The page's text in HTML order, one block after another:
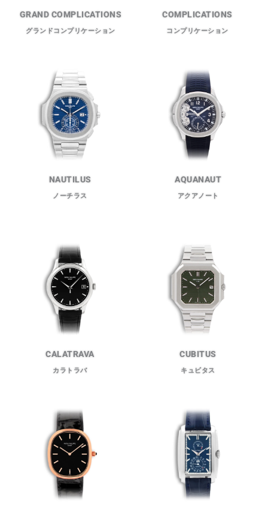
GRAND COMPLICATIONS
グランドコンプリケーション
COMPLICATIONS
コンプリケーション
NAUTILUS
ノーチラス
AQUANAUT
アクアノート
CALATRAVA
カラトラバ
CUBITUS
キュビタス